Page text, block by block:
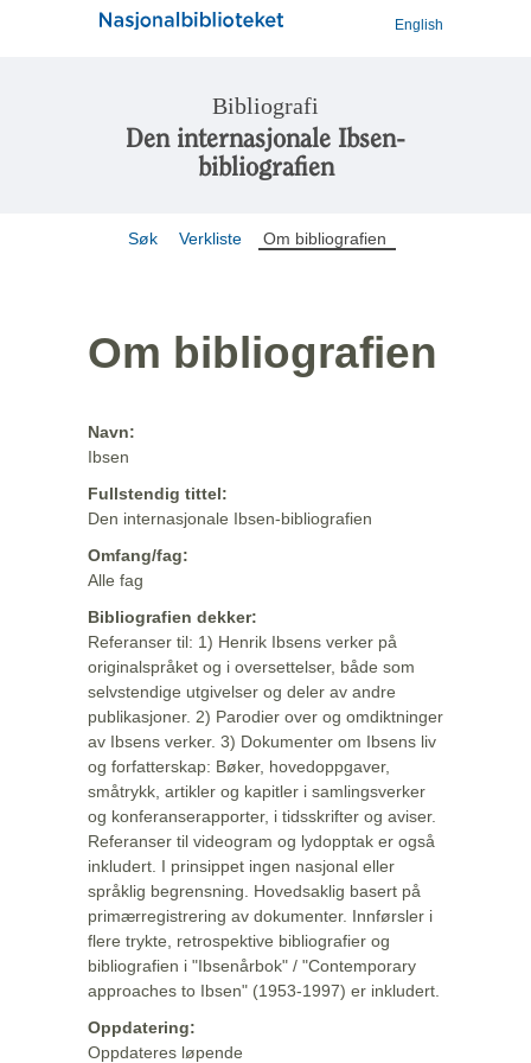
English
Bibliografi
Den internasjonale Ibsen-
bibliografien
Søk Verkliste Om bibliografien
Om bibliografien
Navn:
Ibsen
Fullstendig tittel:
Den internasjonale Ibsen-bibliografien
Omfang/fag:
Alle fag
Bibliografien dekker:
Referanser til: 1) Henrik Ibsens verker på
originalspråket og i oversettelser, både som
selvstendige utgivelser og deler av andre
publikasjoner. 2) Parodier over og omdiktninger
av Ibsens verker. 3) Dokumenter om Ibsens liv
og forfatterskap: Bøker, hovedoppgaver,
småtrykk, artikler og kapitler i samlingsverker
og konferanserapporter, i tidsskrifter og aviser.
Referanser til videogram og lydopptak er også
inkludert. I prinsippet ingen nasjonal eller
språklig begrensning. Hovedsaklig basert på
primærregistrering av dokumenter. Innførsler i
flere trykte, retrospektive bibliografier og
bibliografien i "Ibsenårbok" / "Contemporary
approaches to Ibsen" (1953-1997) er inkludert.
Oppdatering:
Oppdateres løpende